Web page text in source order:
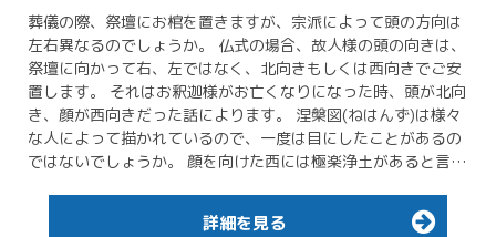
葬儀の際、祭壇にお棺を置きますが、宗派によって頭の方向は
左右異なるのでしょうか。 仏式の場合、故人様の頭の向きは、
祭壇に向かって右、左ではなく、北向きもしくは西向きでご安
置します。 それはお釈迦様がお亡くなりになった時、頭が北向
き、顔が西向きだった話によります。 涅槃図(ねはんず)は様々
な人によって描かれているので、一度は目にしたことがあるの
ではないでしょうか。 顔を向けた西には極楽浄土があると言…
詳細を見る